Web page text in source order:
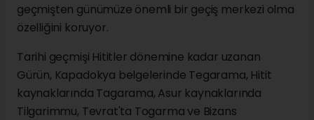
geçmişten günümüze önemli bir geçiş merkezi olma
özelliğini koruyor.
Tarihi geçmişi Hititler dönemine kadar uzanan
Gürün, Kapadokya belgelerinde Tegarama, Hitit
kaynaklarında Tagarama, Asur kaynaklarında
Tilgarimmu, Tevrat'ta Togarma ve Bizans